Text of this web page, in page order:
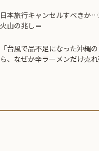
日本旅行キャンセルすべきか
火山の兆し＝
「台風で品不足になった沖縄
ら、なぜか辛ラーメンだけ売